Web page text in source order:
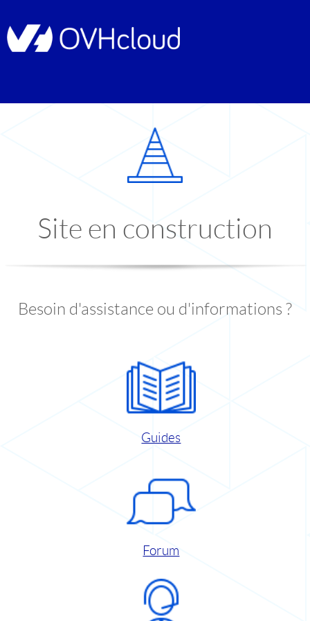
Site en construction
Besoin d'assistance ou d'informations ?
Guides
Forum